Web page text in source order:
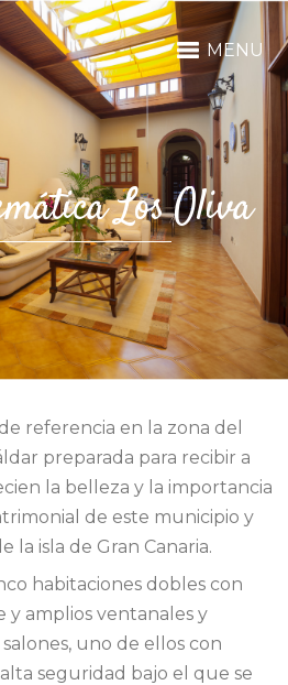
MENU
Los Oliva
referencia en la zona del
preparada para recibir a
la belleza y la importancia
de este municipio y
la isla de Gran Canaria.
habitaciones dobles con
y amplios ventanales y
uno de ellos con
seguridad bajo el que se